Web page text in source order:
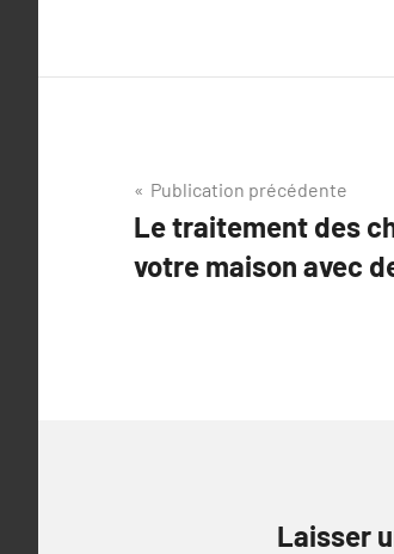
Navigation
de
l’article
Publication précédente
Le traitement des
votre maison avec
Laisser